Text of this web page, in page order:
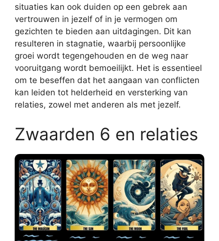
situaties kan ook duiden op een gebrek aan
vertrouwen in jezelf of in je vermogen om
gezichten te bieden aan uitdagingen. Dit kan
resulteren in stagnatie, waarbij persoonlijke
groei wordt tegengehouden en de weg naar
vooruitgang wordt bemoeilijkt. Het is essentieel
om te beseffen dat het aangaan van conflicten
kan leiden tot helderheid en versterking van
relaties, zowel met anderen als met jezelf.
Zwaarden 6 en relaties